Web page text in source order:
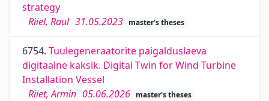
strategy
Riiel, Raul 31.05.2023 master's theses
6754. Tuulegeneraatorite paigalduslaeva
digitaalne kaksik. Digital Twin for Wind Turbine
Installation Vessel
Riiet, Armin 05.06.2026 master's theses